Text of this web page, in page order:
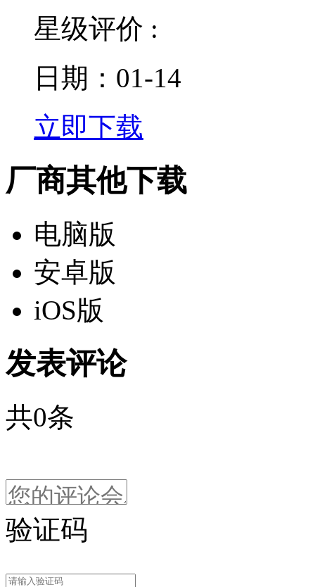
星级评价 :
日期：01-14
立即下载
厂商其他下载
电脑版
安卓版
iOS版
发表评论
共0条
验证码